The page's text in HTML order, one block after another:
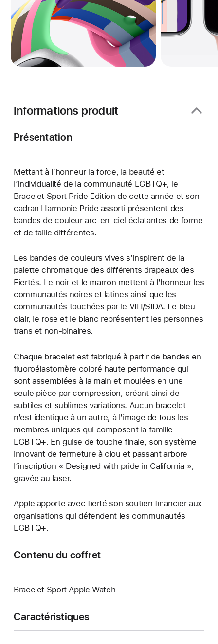
Informations produit
Présentation
Mettant à l’honneur la force, la beauté et
l’individualité de la communauté LGBTQ+, le
Bracelet Sport Pride Edition de cette année et son
cadran Harmonie Pride assorti présentent des
bandes de couleur arc-en-ciel éclatantes de forme
et de taille différentes.
Les bandes de couleurs vives s’inspirent de la
palette chromatique des différents drapeaux des
Fiertés. Le noir et le marron mettent à l’honneur les
communautés noires et latines ainsi que les
communautés touchées par le VIH/SIDA. Le bleu
clair, le rose et le blanc représentent les personnes
trans et non-binaires.
Chaque bracelet est fabriqué à partir de bandes en
fluoroélastomère coloré haute performance qui
sont assemblées à la main et moulées en une
seule pièce par compression, créant ainsi de
subtiles et sublimes variations. Aucun bracelet
n’est identique à un autre, à l’image de tous les
membres uniques qui composent la famille
LGBTQ+. En guise de touche finale, son système
innovant de fermeture à clou et passant arbore
l’inscription « Designed with pride in California »,
gravée au laser.
Apple apporte avec fierté son soutien financier aux
organisations qui défendent les communautés
LGBTQ+.
Contenu du coffret
Bracelet Sport Apple Watch
Caractéristiques